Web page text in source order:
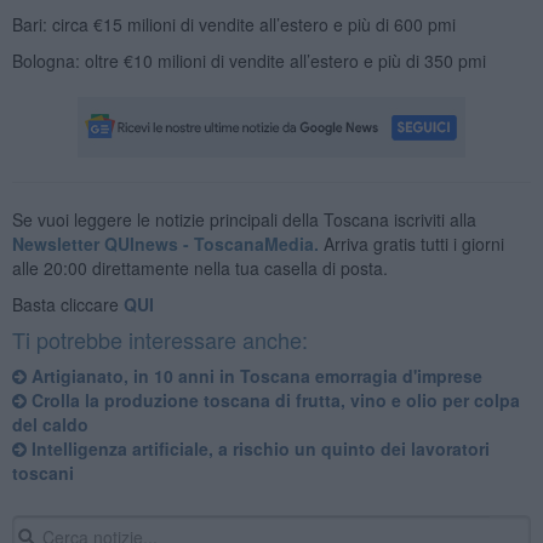
Bari: circa €15 milioni di vendite all’estero e più di 600 pmi
Bologna: oltre €10 milioni di vendite all’estero e più di 350 pmi
Se vuoi leggere le notizie principali della Toscana iscriviti alla
Newsletter QUInews - ToscanaMedia. Arriva gratis tutti i giorni
alle 20:00 direttamente nella tua casella di posta.
Basta cliccare QUI
Ti potrebbe interessare anche:
Artigianato, in 10 anni in Toscana emorragia d'imprese
Crolla la produzione toscana di frutta, vino e olio per colpa
del caldo
Intelligenza artificiale, a rischio un quinto dei lavoratori
toscani